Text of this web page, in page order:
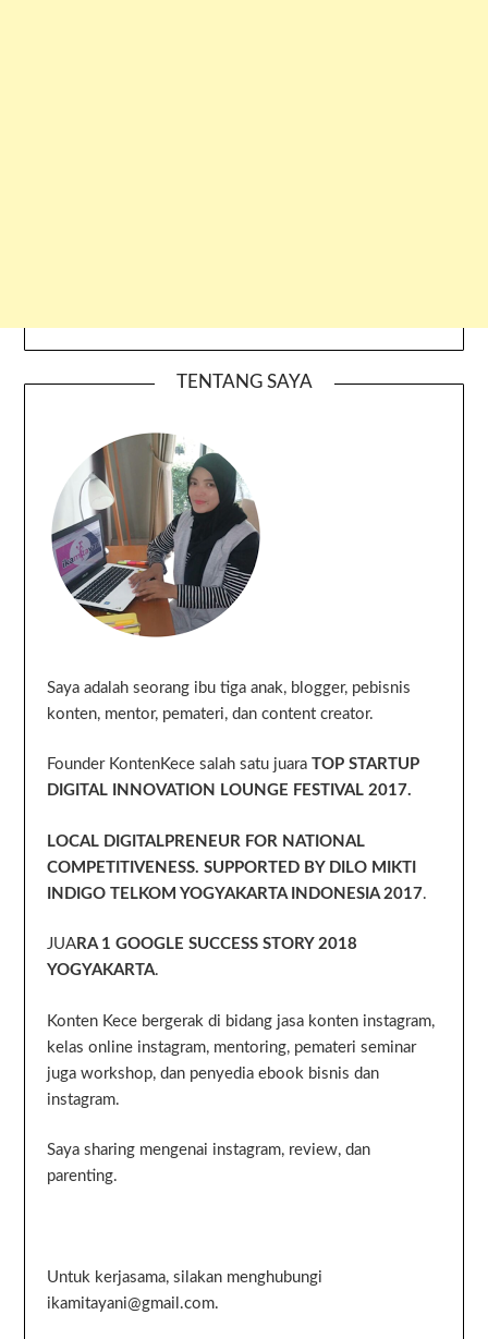
TENTANG SAYA
Saya adalah seorang ibu tiga anak, blogger, pebisnis
konten, mentor, pemateri, dan content creator.
Founder KontenKece salah satu juaraTOP STARTUP
DIGITAL INNOVATION LOUNGE FESTIVAL 2017.
LOCAL DIGITALPRENEUR FOR NATIONAL
COMPETITIVENESS. SUPPORTED BY DILO MIKTI
INDIGO TELKOM YOGYAKARTA INDONESIA 2017.
JUA RA 1 GOOGLE SUCCESS STORY 2018
YOGYAKARTA.
Konten Kece bergerak di bidang jasa konten instagram,
kelas online instagram, mentoring, pemateri seminar
juga workshop, dan penyedia ebook bisnis dan
instagram.
Saya sharing mengenai instagram, review, dan
parenting.
Untuk kerjasama, silakan menghubungi
ikamitayani@gmail.com.